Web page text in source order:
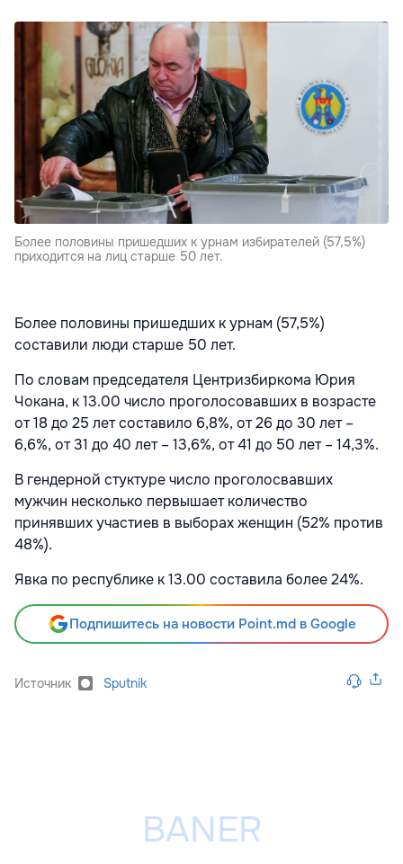
Более половины пришедших к урнам избирателей (57,5%)
приходится на лиц старше 50 лет.
Более половины пришедших к урнам (57,5%)
составили люди старше 50 лет.
По словам председателя Центризбиркома Юрия
Чокана, к 13.00 число проголосовавших в возрасте
от 18 до 25 лет составило 6,8%, от 26 до 30 лет –
6,6%, от 31 до 40 лет – 13,6%, от 41 до 50 лет – 14,3%.
В гендерной стуктуре число проголосвавших
мужчин несколько первышает количество
принявших участиев в выборах женщин (52% против
48%).
Явка по республике к 13.00 составила более 24%.
Подпишитесь на новости Point.md в Google
Источник Sputnik